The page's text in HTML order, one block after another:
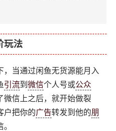
玩法
，当通过闲鱼无货源能月入
引流到微信个人号或公众
微信上之后，就开始做裂
户把你的广告转发到他的朋